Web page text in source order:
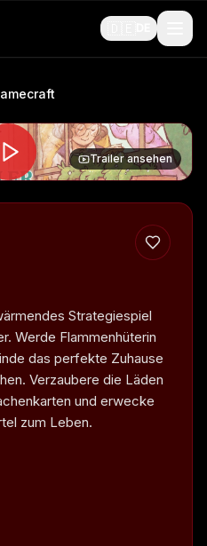
Trailer ansehen
Strategiespiel
Werde Flammenhüterin
das perfekte Zuhause
Verzaubere die Läden
und erwecke
zum Leben.